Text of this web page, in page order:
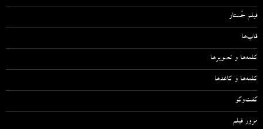
فیلم جُستار
قاب‌ها
کلمه‌ها و تصویرها
کلمه‌ها و کاغذها
گفت‌وگو
مرور فیلم